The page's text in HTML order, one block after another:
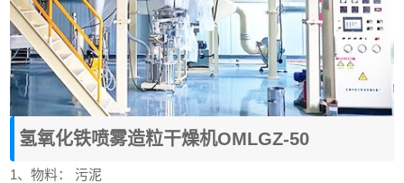
氢氧化铁喷雾造粒干燥机OMLGZ-50
1、物料： 污泥